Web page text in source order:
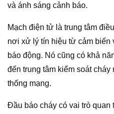
và ánh sáng cảnh báo.
Mạch điện tử là trung tâm
nơi xử lý tín hiệu từ cảm biến
báo động. Nó cũng có khả
đến trung tâm kiểm soát
thống mạng.
Đầu báo cháy có vai trò quan